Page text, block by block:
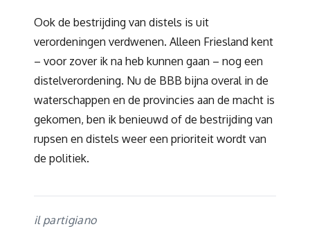
Ook de bestrijding van distels is uit
verordeningen verdwenen. Alleen Friesland kent
– voor zover ik na heb kunnen gaan – nog een
distelverordening. Nu de BBB bijna overal in de
waterschappen en de provincies aan de macht is
gekomen, ben ik benieuwd of de bestrijding van
rupsen en distels weer een prioriteit wordt van
de politiek.
il partigiano